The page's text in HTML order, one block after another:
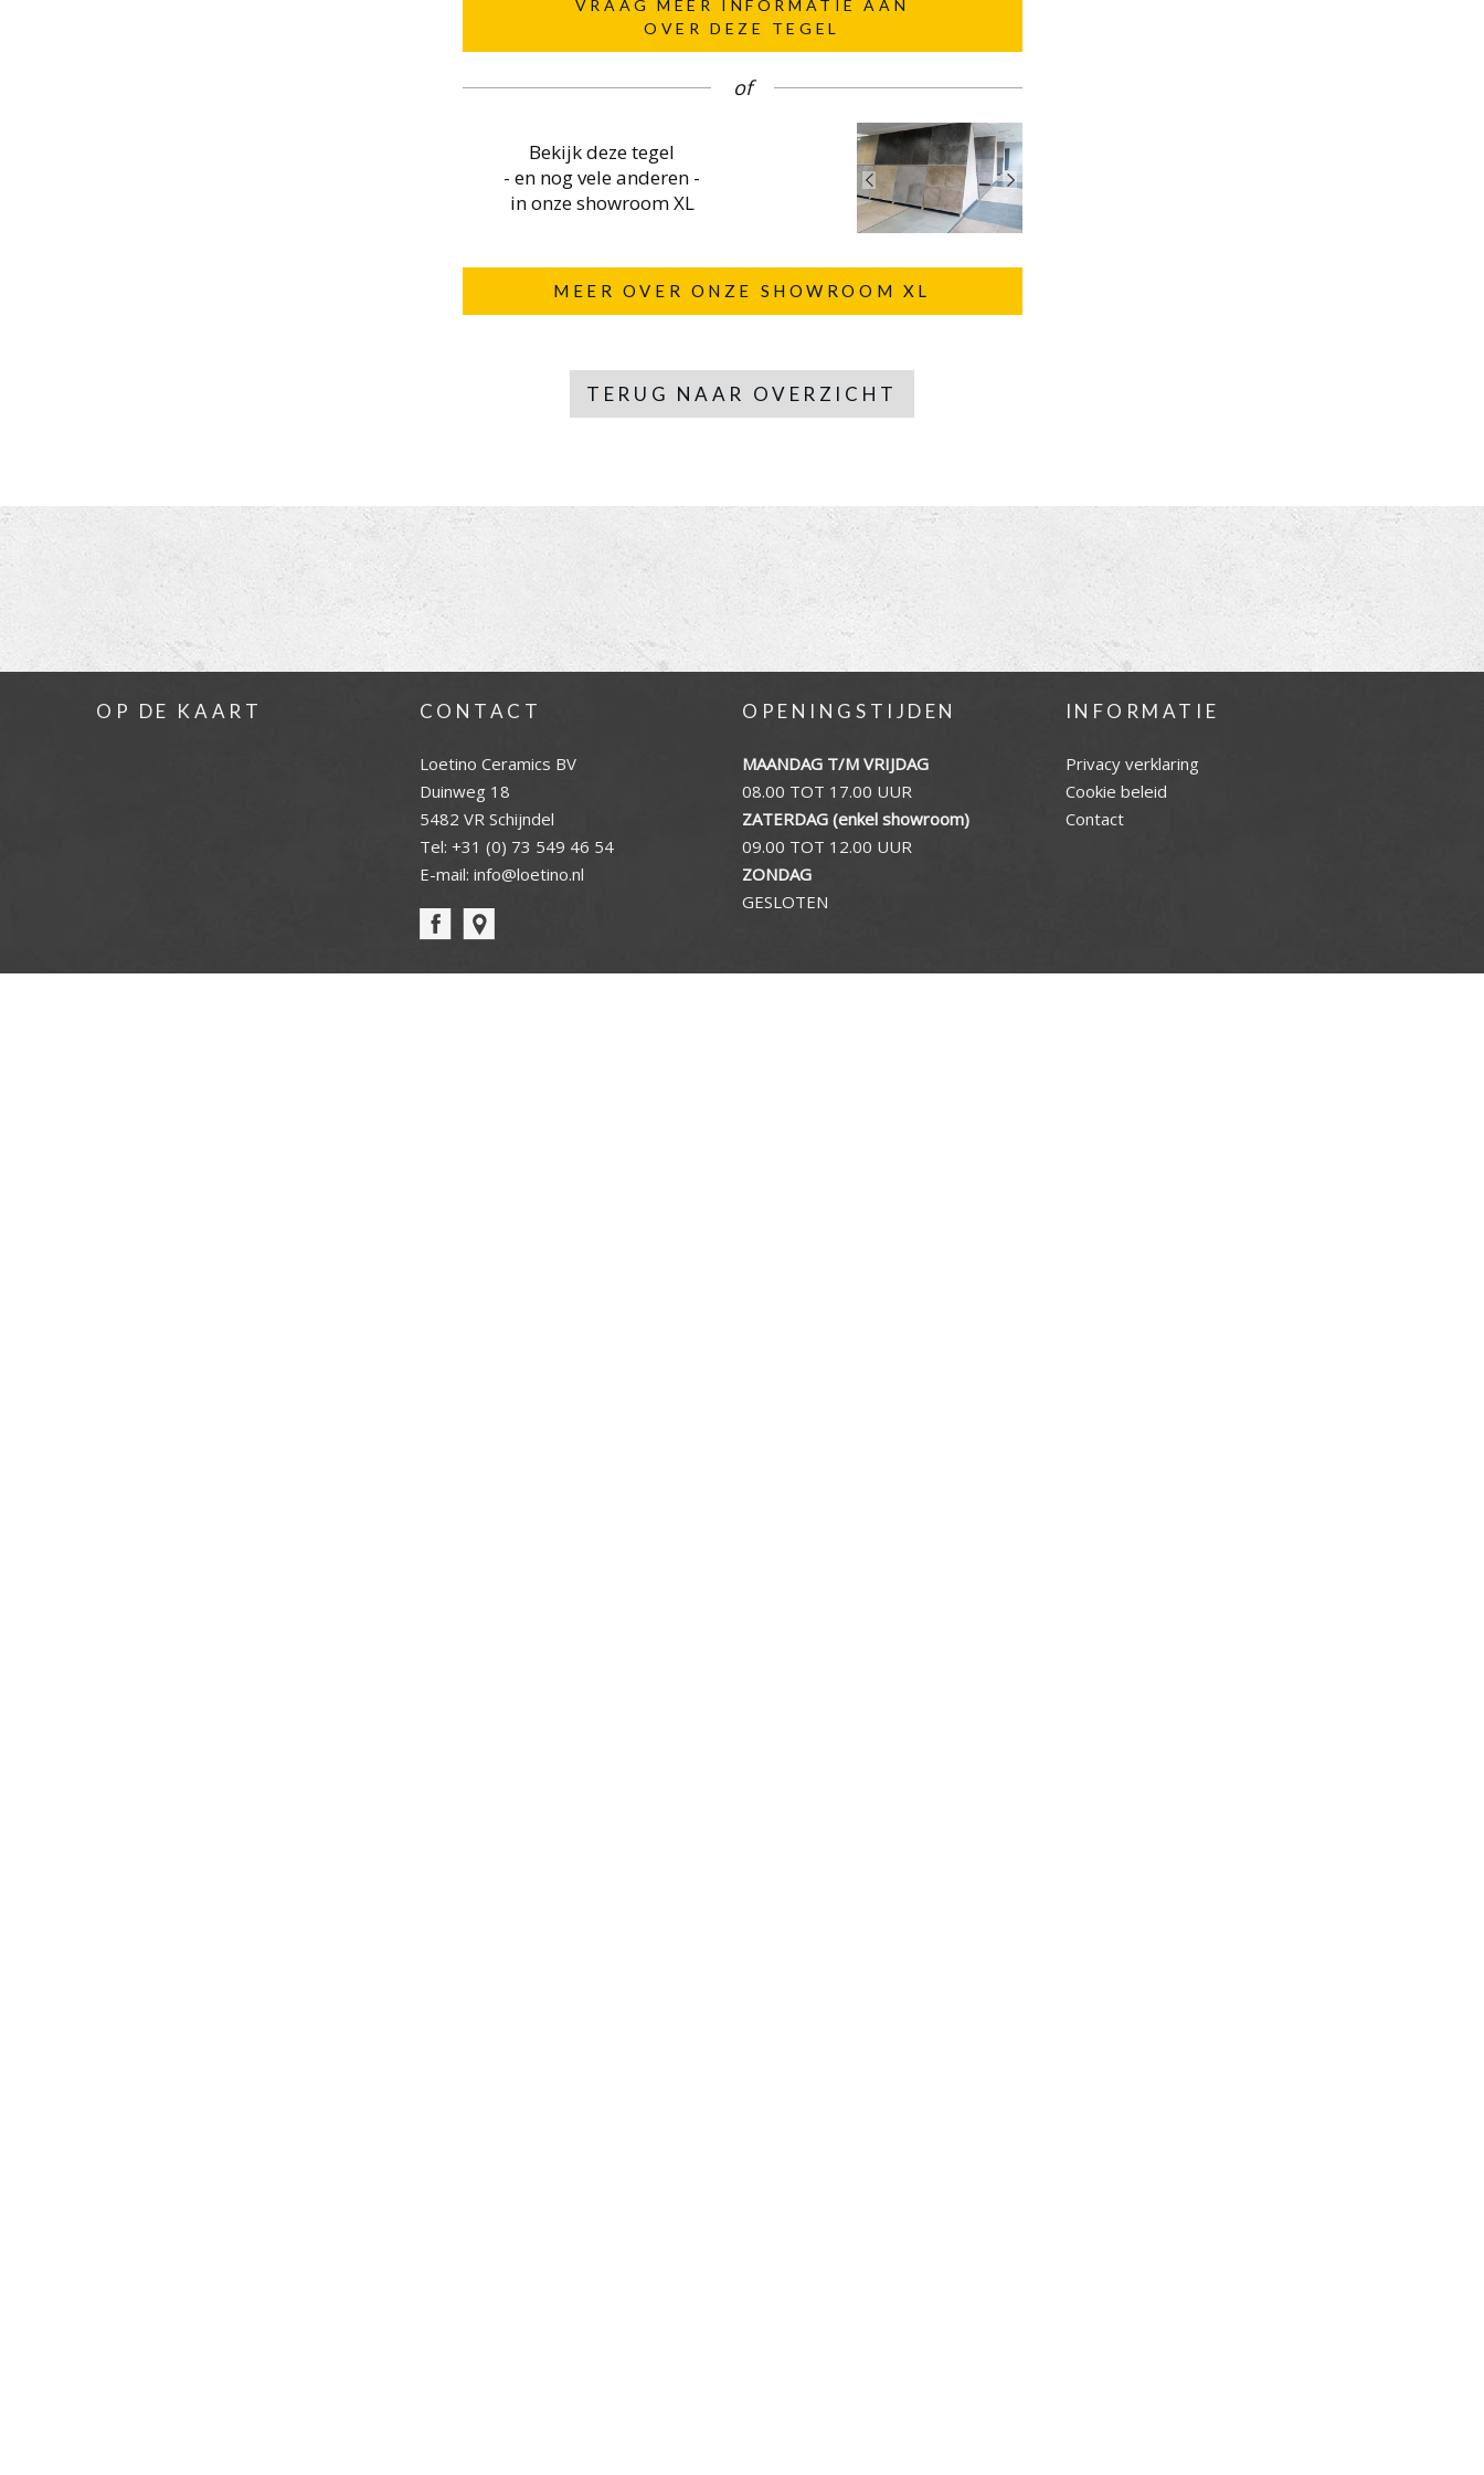
VRAAG MEER INFORMATIE AAN
OVER DEZE TEGEL
of
Bekijk deze tegel
- en nog vele anderen -
in onze showroom XL
MEER OVER ONZE SHOWROOM XL
TERUG NAAR OVERZICHT
OP DE KAART CONTACT
Loetino Ceramics BV
Duinweg 18
5482 VR Schijndel
Tel: +31 (0) 73 549 46 54
E-mail: info@loetino.nl
OPENINGSTIJDEN
MAANDAG T/M VRIJDAG
08.00 TOT 17.00 UUR
ZATERDAG (enkel showroom)
09.00 TOT 12.00 UUR
ZONDAG
GESLOTEN
INFORMATIE
Privacy verklaring
Cookie beleid
Contact